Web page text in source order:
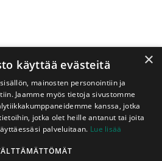
15x3200 mm Saunasuojattu
×
käyttää evästeitä
mainosten personointiin ja
Jaamme myös tietoja sivustomme
kanssa, jotka
jotka olet heille antanut tai joita
palveluitaan. Lue lisää